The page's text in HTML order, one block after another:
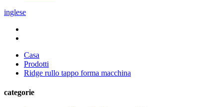
inglese
Casa
Prodotti
Ridge rullo tappo forma macchina
categorie